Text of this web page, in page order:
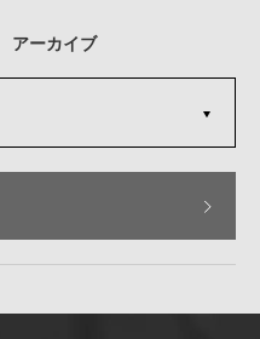
アーカイブ